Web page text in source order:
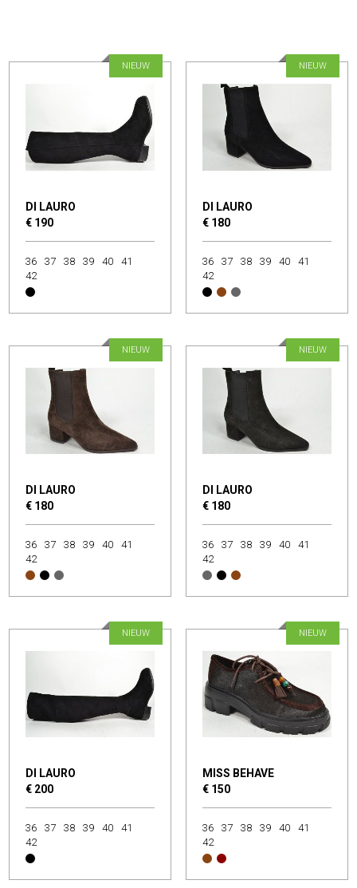
DI LAURO
€ 190
NIEUW
36 37 38 39 40
41
42
DI LAURO
€ 180
NIEUW
36 37 38 39 40
41
42
DI LAURO
€ 180
NIEUW
36 37 38 39 40
41
42
DI LAURO
€ 180
NIEUW
36 37 38 39 40
41
42
DI LAURO
€ 200
NIEUW
36 37 38 39 40
41
42
MISS BEHAVE
€ 150
NIEUW
36 37 38 39 40
41
42